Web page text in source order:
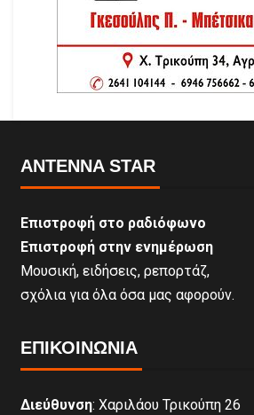
ANTENNA STAR
Επιστροφή στο ραδιόφωνο
Επιστροφή στην ενημέρωση
Μουσική, ειδήσεις, ρεπορτάζ,
σχόλια για όλα όσα μας αφορούν.
ΕΠΙΚΟΙΝΩΝΊΑ
Διεύθυνση: Χαριλάου Τρικούπη 26